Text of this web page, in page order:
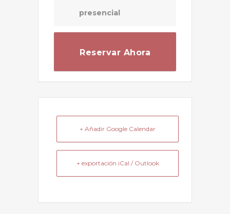
presencial
Reservar Ahora
+ Añadir Google Calendar
+ exportación iCal / Outlook